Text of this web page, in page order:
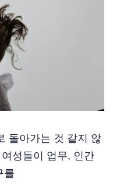
돌아가는 것 같지 않
성들이 업무, 인간
를